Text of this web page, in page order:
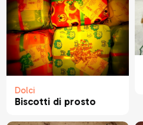
Dolci
Biscotti di prosto